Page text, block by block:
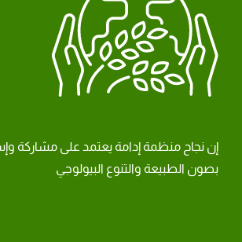
إن نجاح منظمة إدامة يعتمد على مشاركة
بصون الطبيعة والتنوع البيولوجي